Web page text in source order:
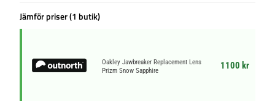
Jämför priser (1 butik)
Oakley Jawbreaker Replacement Lens
Prizm Snow Sapphire
1100 kr